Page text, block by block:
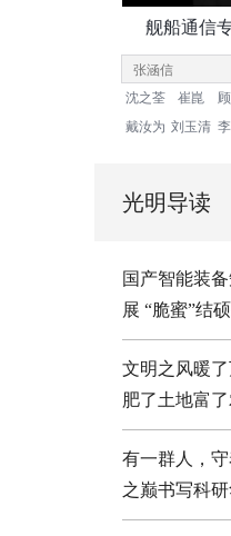
舰船通信
沈之荃 崔崑
戴汝为 刘玉清
光明导读
国产智能装
展 “脆蜜”结
文明之风暖
肥了土地富
有一群人，
之巅书写科